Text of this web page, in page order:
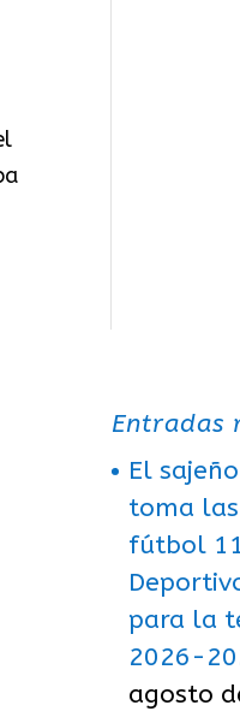
Entradas
El
toma
fútbol
para la
2026-
agosto